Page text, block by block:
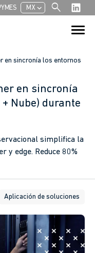
MXchevron_left search
Search Button
en sincronía los entornos
en sincronía
Nube) durante
simplifica la
y edge. Reduce 80%
Aplicación de soluciones